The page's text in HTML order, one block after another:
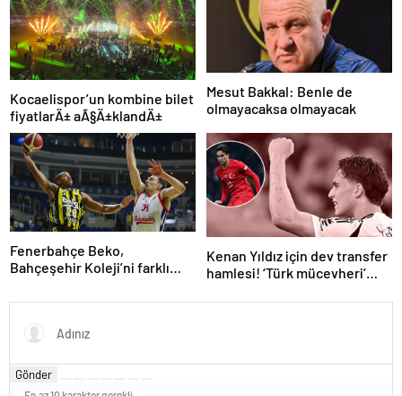
Kocaelispor’un kombine bilet
fiyatlarÄ± aÃ§Ä±klandÄ±
Mesut Bakkal: Benle de
olmayacaksa olmayacak
Fenerbahçe Beko,
Bahçeşehir Koleji’ni farklı
Kenan Yıldız için dev transfer
hamlesi! ‘Türk mücevheri’
duyurdular…
Gönder